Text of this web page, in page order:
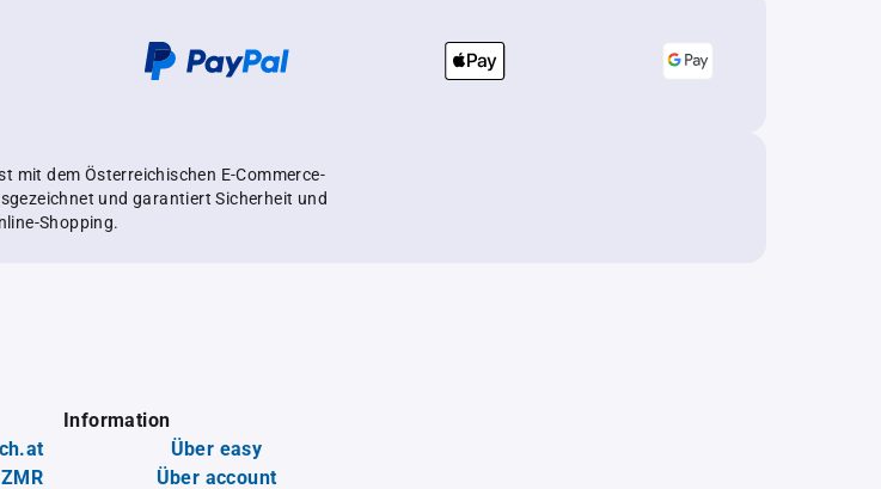
mit dem Österreichischen E-Commerce-
und garantiert Sicherheit und
Shopping.
Information
Über easy
Über account